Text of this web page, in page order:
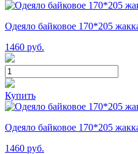
Одеяло байковое 170*205
1460 руб.
Купить
Одеяло байковое 170*205
1460 руб.